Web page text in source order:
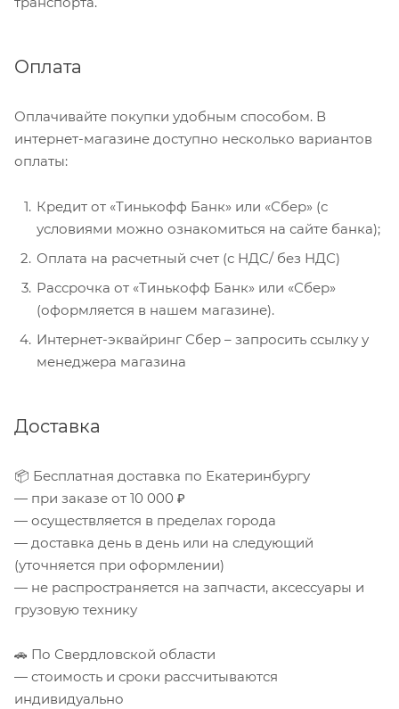
Оплата
Оплачивайте покупки удобным способом. В
интернет-магазине доступно несколько вариантов
оплаты:
Кредит от «Тинькофф Банк» или «Сбер» (с
условиями можно ознакомиться на сайте банка);
Оплата на расчетный счет (с НДС/ без НДС)
Рассрочка от «Тинькофф Банк» или «Сбер»
(оформляется в нашем магазине).
Интернет-эквайринг Сбер – запросить ссылку у
менеджера магазина
Доставка
📦 Бесплатная доставка по Екатеринбургу
— при заказе от 10 000 ₽
— осуществляется в пределах города
— доставка день в день или на следующий
(уточняется при оформлении)
— не распространяется на запчасти, аксессуары и
грузовую технику
🚗 По Свердловской области
— стоимость и сроки рассчитываются
индивидуально